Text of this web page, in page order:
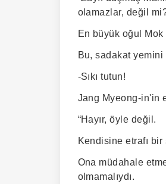
olamazlar, değil
En büyük oğul
Bu, sadakat
-Sıkı tutun!
Jang Myeong-in'in
“Hayır, öyle değil.
Kendisine etrafı
Ona müdahale
olmamalıydı.